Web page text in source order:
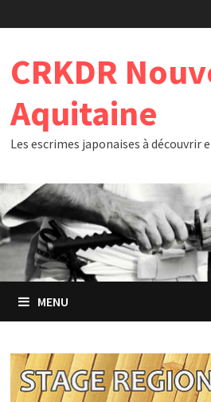
au
CRKDR
Aquitaine
Les escrimes japonaises à découvrir
MENU